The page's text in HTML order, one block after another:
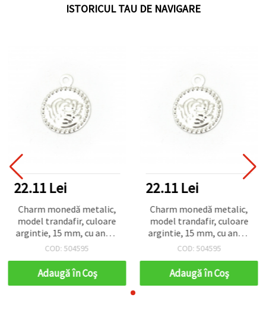
ISTORICUL TAU DE NAVIGARE
22.11 Lei
Charm monedă metalic,
model trandafir, culoare
argintie, 15 mm, cu anou,
set 50 bucăți
COD: 504595
Adaugă în Coş
22.11 Lei
Charm monedă metalic,
model trandafir, culoare
argintie, 15 mm, cu anou,
set 50 bucăți
COD: 504595
Adaugă în Coş